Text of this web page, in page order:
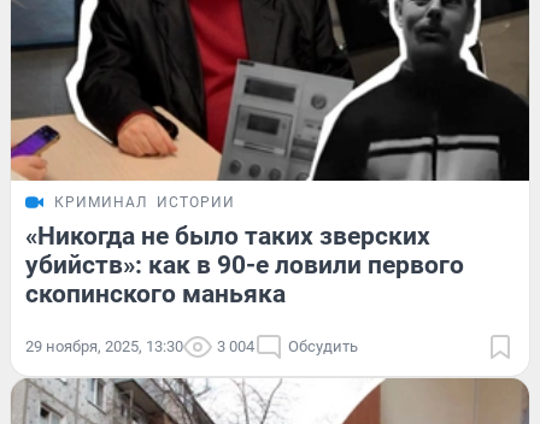
КРИМИНАЛ ИСТОРИИ
«Никогда не было таких зверских
убийств»: как в 90-е ловили первого
скопинского маньяка
29 ноября, 2025, 13:30 3 004 Обсудить